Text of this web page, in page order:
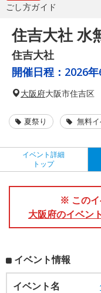
ごし方ガイド
住吉大社 水
住吉大社
開催日程： 2026
大阪府大阪市住吉区
夏祭り 無料
イベント詳細
トップ
※ このイ
大阪府のイベン
イベント情報
イベント名